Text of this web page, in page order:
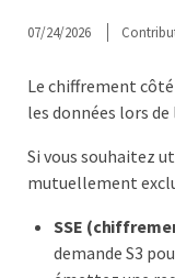
07/24/2026
Le chiffrement
les données lors
Si vous souhaitez
mutuellement
SSE
demande S3